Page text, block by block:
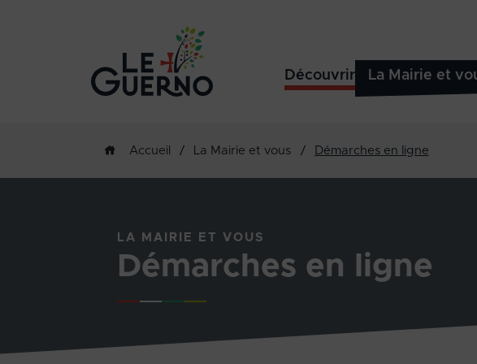
Découvrir La Mairie et
Accueil / La Mairie et vous / Démarches en ligne
LA MAIRIE ET VOUS
Démarches en ligne